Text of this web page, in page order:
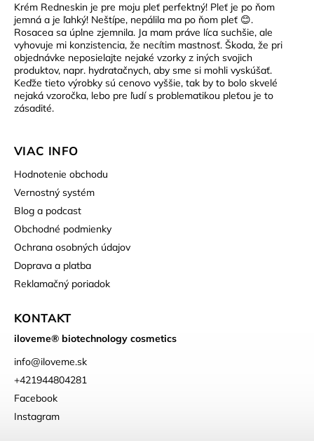
Krém Redneskin je pre moju pleť perfektný! Pleť je po ňom
jemná a je ľahký! Neštípe, nepálila ma po ňom pleť 😊.
Rosacea sa úplne zjemnila. Ja mam práve líca suchšie, ale
vyhovuje mi konzistencia, že necítim mastnosť. Škoda, že pri
objednávke neposielajte nejaké vzorky z iných svojich
produktov, napr. hydratačnych, aby sme si mohli vyskúšať.
Keďže tieto výrobky sú cenovo vyššie, tak by to bolo skvelé
nejaká vzoročka, lebo pre ľudí s problematikou pleťou je to
zásadité.
VIAC INFO
Hodnotenie obchodu
Vernostný systém
Blog a podcast
Obchodné podmienky
Ochrana osobných údajov
Doprava a platba
Reklamačný poriadok
KONTAKT
iloveme® biotechnology cosmetics
info@iloveme.sk
+421944804281
Facebook
Instagram